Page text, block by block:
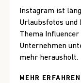
Instagram ist
Urlaubsfotos und
Thema
Unternehmen
mehr herausholt.
MEHR ERFAHREN